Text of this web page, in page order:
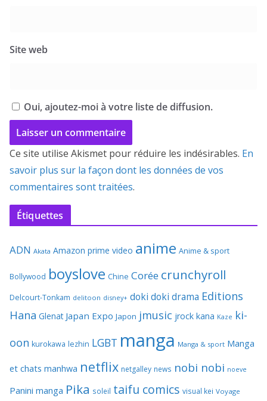
Site web
Oui, ajoutez-moi à votre liste de diffusion.
Ce site utilise Akismet pour réduire les indésirables. En
savoir plus sur la façon dont les données de vos
commentaires sont traitées.
Étiquettes
ADN Akata Amazon prime video anime Anime & sport
Bollywood boyslove Chine Corée crunchyroll
Delcourt-Tonkam delitoon disney+ doki doki drama Editions
Hana Glenat Japan Expo Japon jmusic jrock kana Kaze ki-
oon kurokawa lezhin LGBT manga Manga & sport Manga
et chats manhwa netflix netgalley news nobi nobi noeve
Panini manga Pika soleil taifu comics visual kei Voyage